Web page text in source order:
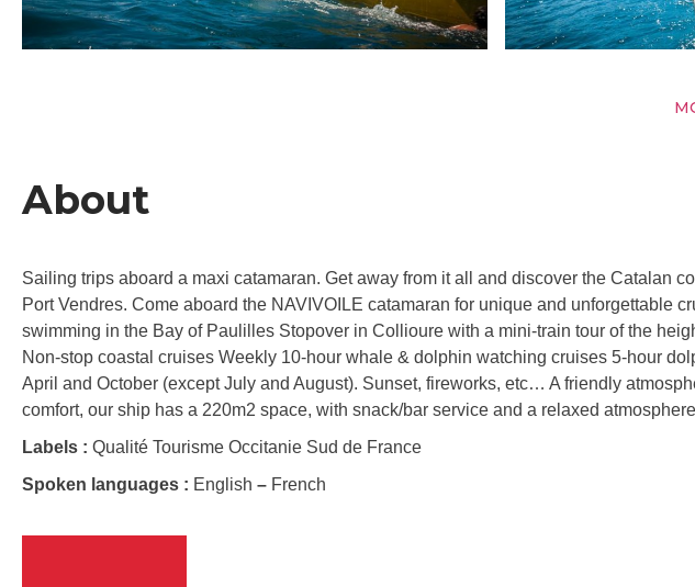
About
Sailing trips aboard a maxi catamaran. Get away from it all and discover the Catalan
Port Vendres. Come aboard the NAVIVOILE catamaran for unique and unforgettable
swimming in the Bay of Paulilles Stopover in Collioure with a mini-train tour of the
Non-stop coastal cruises Weekly 10-hour whale & dolphin watching cruises 5-hour
April and October (except July and August). Sunset, fireworks, etc… A friendly
comfort, our ship has a 220m2 space, with snack/bar service and a relaxed
Labels : Qualité Tourisme Occitanie Sud de France
Spoken languages : English – French